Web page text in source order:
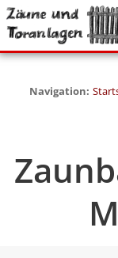
Navigation: